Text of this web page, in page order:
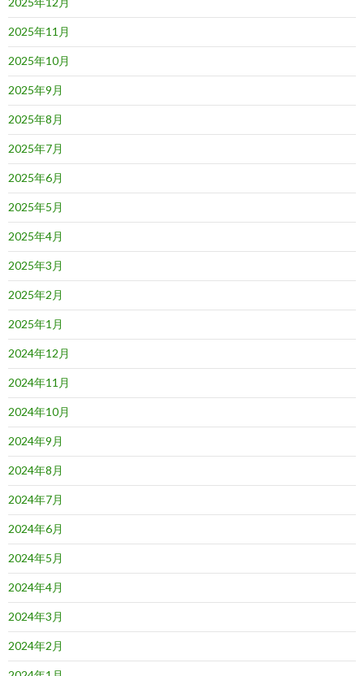
2025年11月
2025年10月
2025年9月
2025年8月
2025年7月
2025年6月
2025年5月
2025年4月
2025年3月
2025年2月
2025年1月
2024年12月
2024年11月
2024年10月
2024年9月
2024年8月
2024年7月
2024年6月
2024年5月
2024年4月
2024年3月
2024年2月